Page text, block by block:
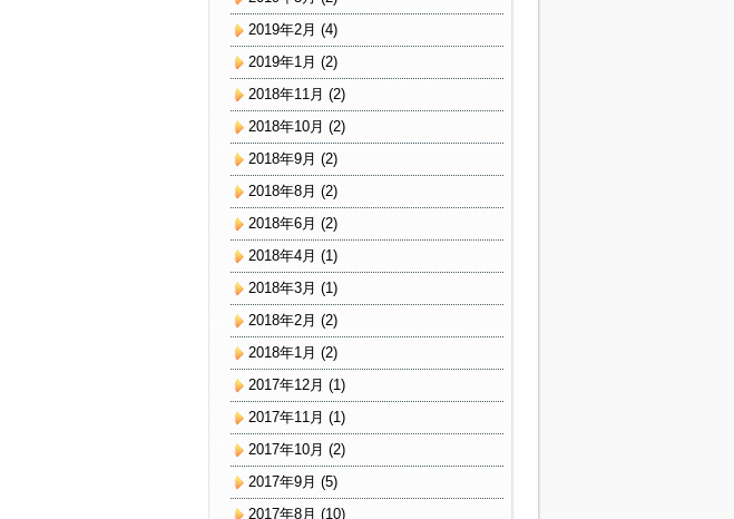
2019年2月 (4)
2019年1月 (2)
2018年11月 (2)
2018年10月 (2)
2018年9月 (2)
2018年8月 (2)
2018年6月 (2)
2018年4月 (1)
2018年3月 (1)
2018年2月 (2)
2018年1月 (2)
2017年12月 (1)
2017年11月 (1)
2017年10月 (2)
2017年9月 (5)
2017年8月 (10)